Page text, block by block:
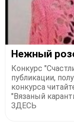
Нежный
Конкурс
публикации,
конкурса
"Вязаный
ЗДЕСЬ